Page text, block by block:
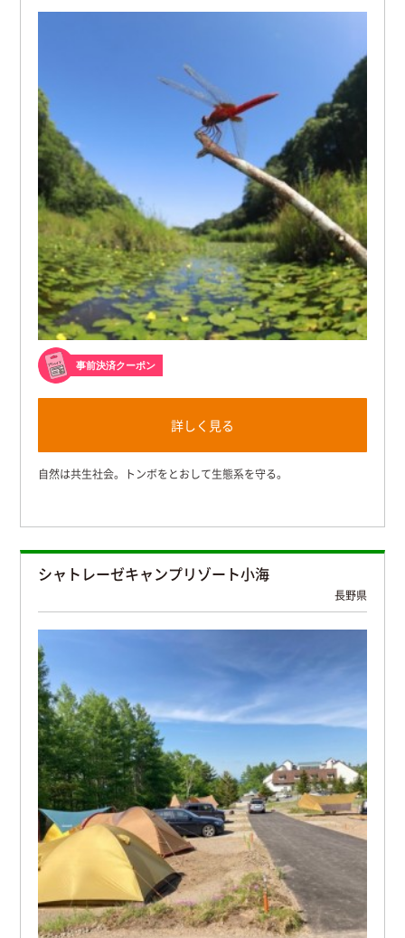
事前決済クーポン
詳しく見る
自然は共生社会。トンボをとおして生態系を守る。
シャトレーゼキャンプリゾート小海
長野県